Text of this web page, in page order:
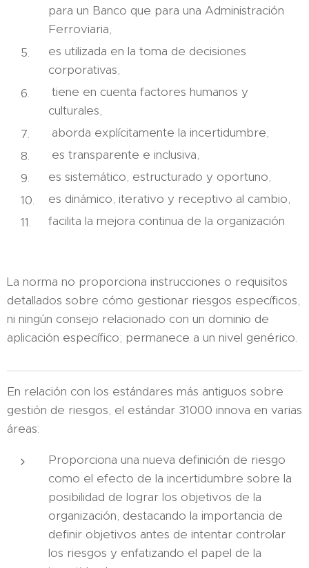
para un Banco que para una Administración
Ferroviaria,
es utilizada en la toma de decisiones
corporativas,
tiene en cuenta factores humanos y
culturales,
aborda explícitamente la incertidumbre,
es transparente e inclusiva,
es sistemático, estructurado y oportuno,
es dinámico, iterativo y receptivo al cambio,
facilita la mejora continua de la organización
La norma no proporciona instrucciones o requisitos
detallados sobre cómo gestionar riesgos específicos,
ni ningún consejo relacionado con un dominio de
aplicación específico; permanece a un nivel genérico.
En relación con los estándares más antiguos sobre
gestión de riesgos, el estándar 31000 innova en varias
áreas:
Proporciona una nueva definición de riesgo
como el efecto de la incertidumbre sobre la
posibilidad de lograr los objetivos de la
organización, destacando la importancia de
definir objetivos antes de intentar controlar
los riesgos y enfatizando el papel de la